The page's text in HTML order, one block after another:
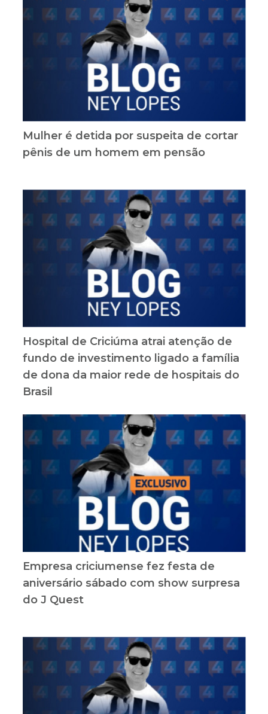
Mulher é detida por suspeita de cortar
Hospital de Criciúma atrai atenção de
de dona da maior rede de hospitais do
Brasil
Empresa criciumense fez festa de
aniversário sábado com show surpresa
do J Quest